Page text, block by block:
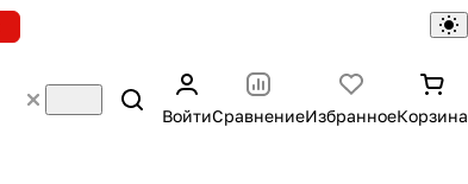
ВойтиСравнениеИзбранноеКорзина